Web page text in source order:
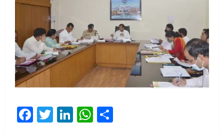
Facebook
Twitter
LinkedIn
WhatsApp